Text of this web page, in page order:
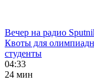
Вечер на радио
Квоты для
студенты
04:33
24 мин